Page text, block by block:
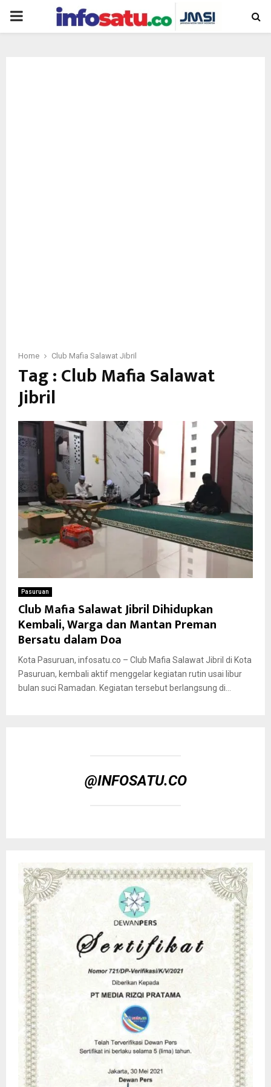
PRIMARY
Home Club Mafia Salawat Jibril
Tag : Club Mafia Salawat
Jibril
Pasuruan
Club Mafia Salawat Jibril Dihidupkan
Kembali, Warga dan Mantan Preman
Bersatu dalam Doa
Kota Pasuruan, infosatu.co – Club Mafia Salawat Jibril di Kota
Pasuruan, kembali aktif menggelar kegiatan rutin usai libur
bulan suci Ramadan. Kegiatan tersebut berlangsung di...
@INFOSATU.CO